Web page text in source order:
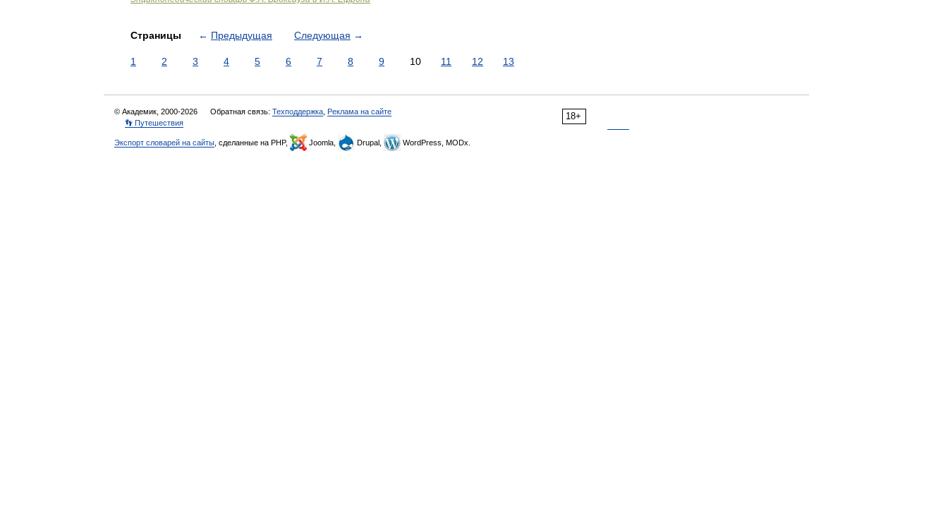
Страницы ← Предыдущая Следующая →
1 2 3 4 5 6 7 8 9 10 11 12 13
18+
© Академик, 2000-2026 Обратная связь: Техподдержка Реклама на сайте
👣 Путешествия
Экспорт словарей на сайты , сделанные на PHP, Joomla, Drupal, WordPress, MODx.